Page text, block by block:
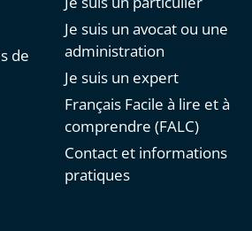
de
Je suis un avocat ou une
administration
Je suis un expert
Français Facile à lire et à
comprendre (FALC)
Contact et informations
pratiques